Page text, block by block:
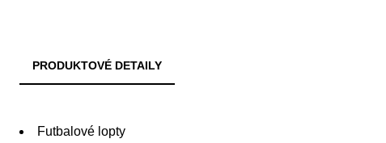
PRODUKTOVÉ DETAILY
Futbalové lopty